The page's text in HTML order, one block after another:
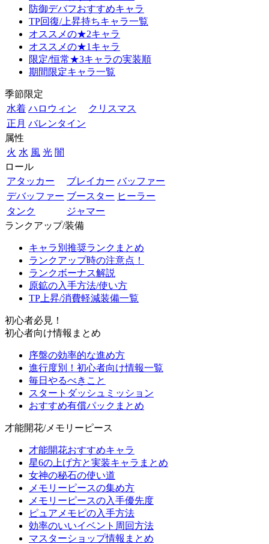
防御デバフおすすめキャラ
TP回復/上昇持ちキャラ一覧
オススメの★2キャラ
オススメの★1キャラ
限定/恒常★3キャラの実装順
期間限定キャラ一覧
季節限定
水着 ハロウィン
クリスマス
正月 バレンタイン
属性
火 水 風 光 闇
ロール
アタッカー
ブレイカー バッファー
デバッファー ブースター ヒーラー
タンク
ジャマー
ランクアップ/装備
キャラ別推奨ランクまとめ
ランクアップ時の注意点！
ランクボーナス解説
原鉱の入手方法/使い方
TP上昇/消費軽減装備一覧
初心者必見！
初心者向け情報まとめ
序盤の効率的な進め方
進行度別！初心者向け情報一覧
毎日やるべきこと
スタートダッシュミッション
おすすめ有償パックまとめ
才能開花/メモリーピース
才能開花おすすめキャラ
星6の上げ方と実装キャラまとめ
女神の秘石の使い道
メモリーピースの集め方
メモリーピースの入手優先度
ピュアメモピの入手方法
効率のいいイベント周回方法
マスターショップ情報まとめ